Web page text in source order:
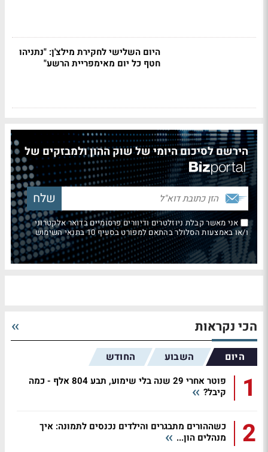
היום השלישי לחקירת מילצ'ן: "נתניהו
חטף כל יום מאימפריית הרשע"
הירשם לסיכום היומי של שוק ההון ולמבזקים של
אני מאשר קבלת ניוזלטרים ודיוורים פרסומיים בדואר אלקטרוני
ו/או באמצעות הסלולר בהתאם למפורט בסעיף 10 בתנאי השימוש
הכי נקראות
היום השבוע החודש
1
פוטר אחרי 29 שנה בלי שימוע, תבע 804 אלף - כמה
קיבל?
2
כשההורים מתבגרים והילדים נכנסים לתמונה: איך
מנהלים הון...